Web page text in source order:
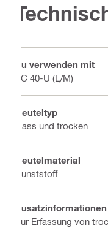
Zu verwenden mit
VC 40-U (L/M)
Beuteltyp
Nass und trocken
Beutelmaterial
Kunststoff
Zur Erfassung von